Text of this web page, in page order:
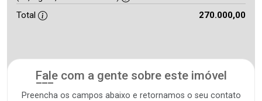
Total
270.000,00
Fale com a gente sobre este imóvel
Preencha os campos abaixo e retornamos o seu contato